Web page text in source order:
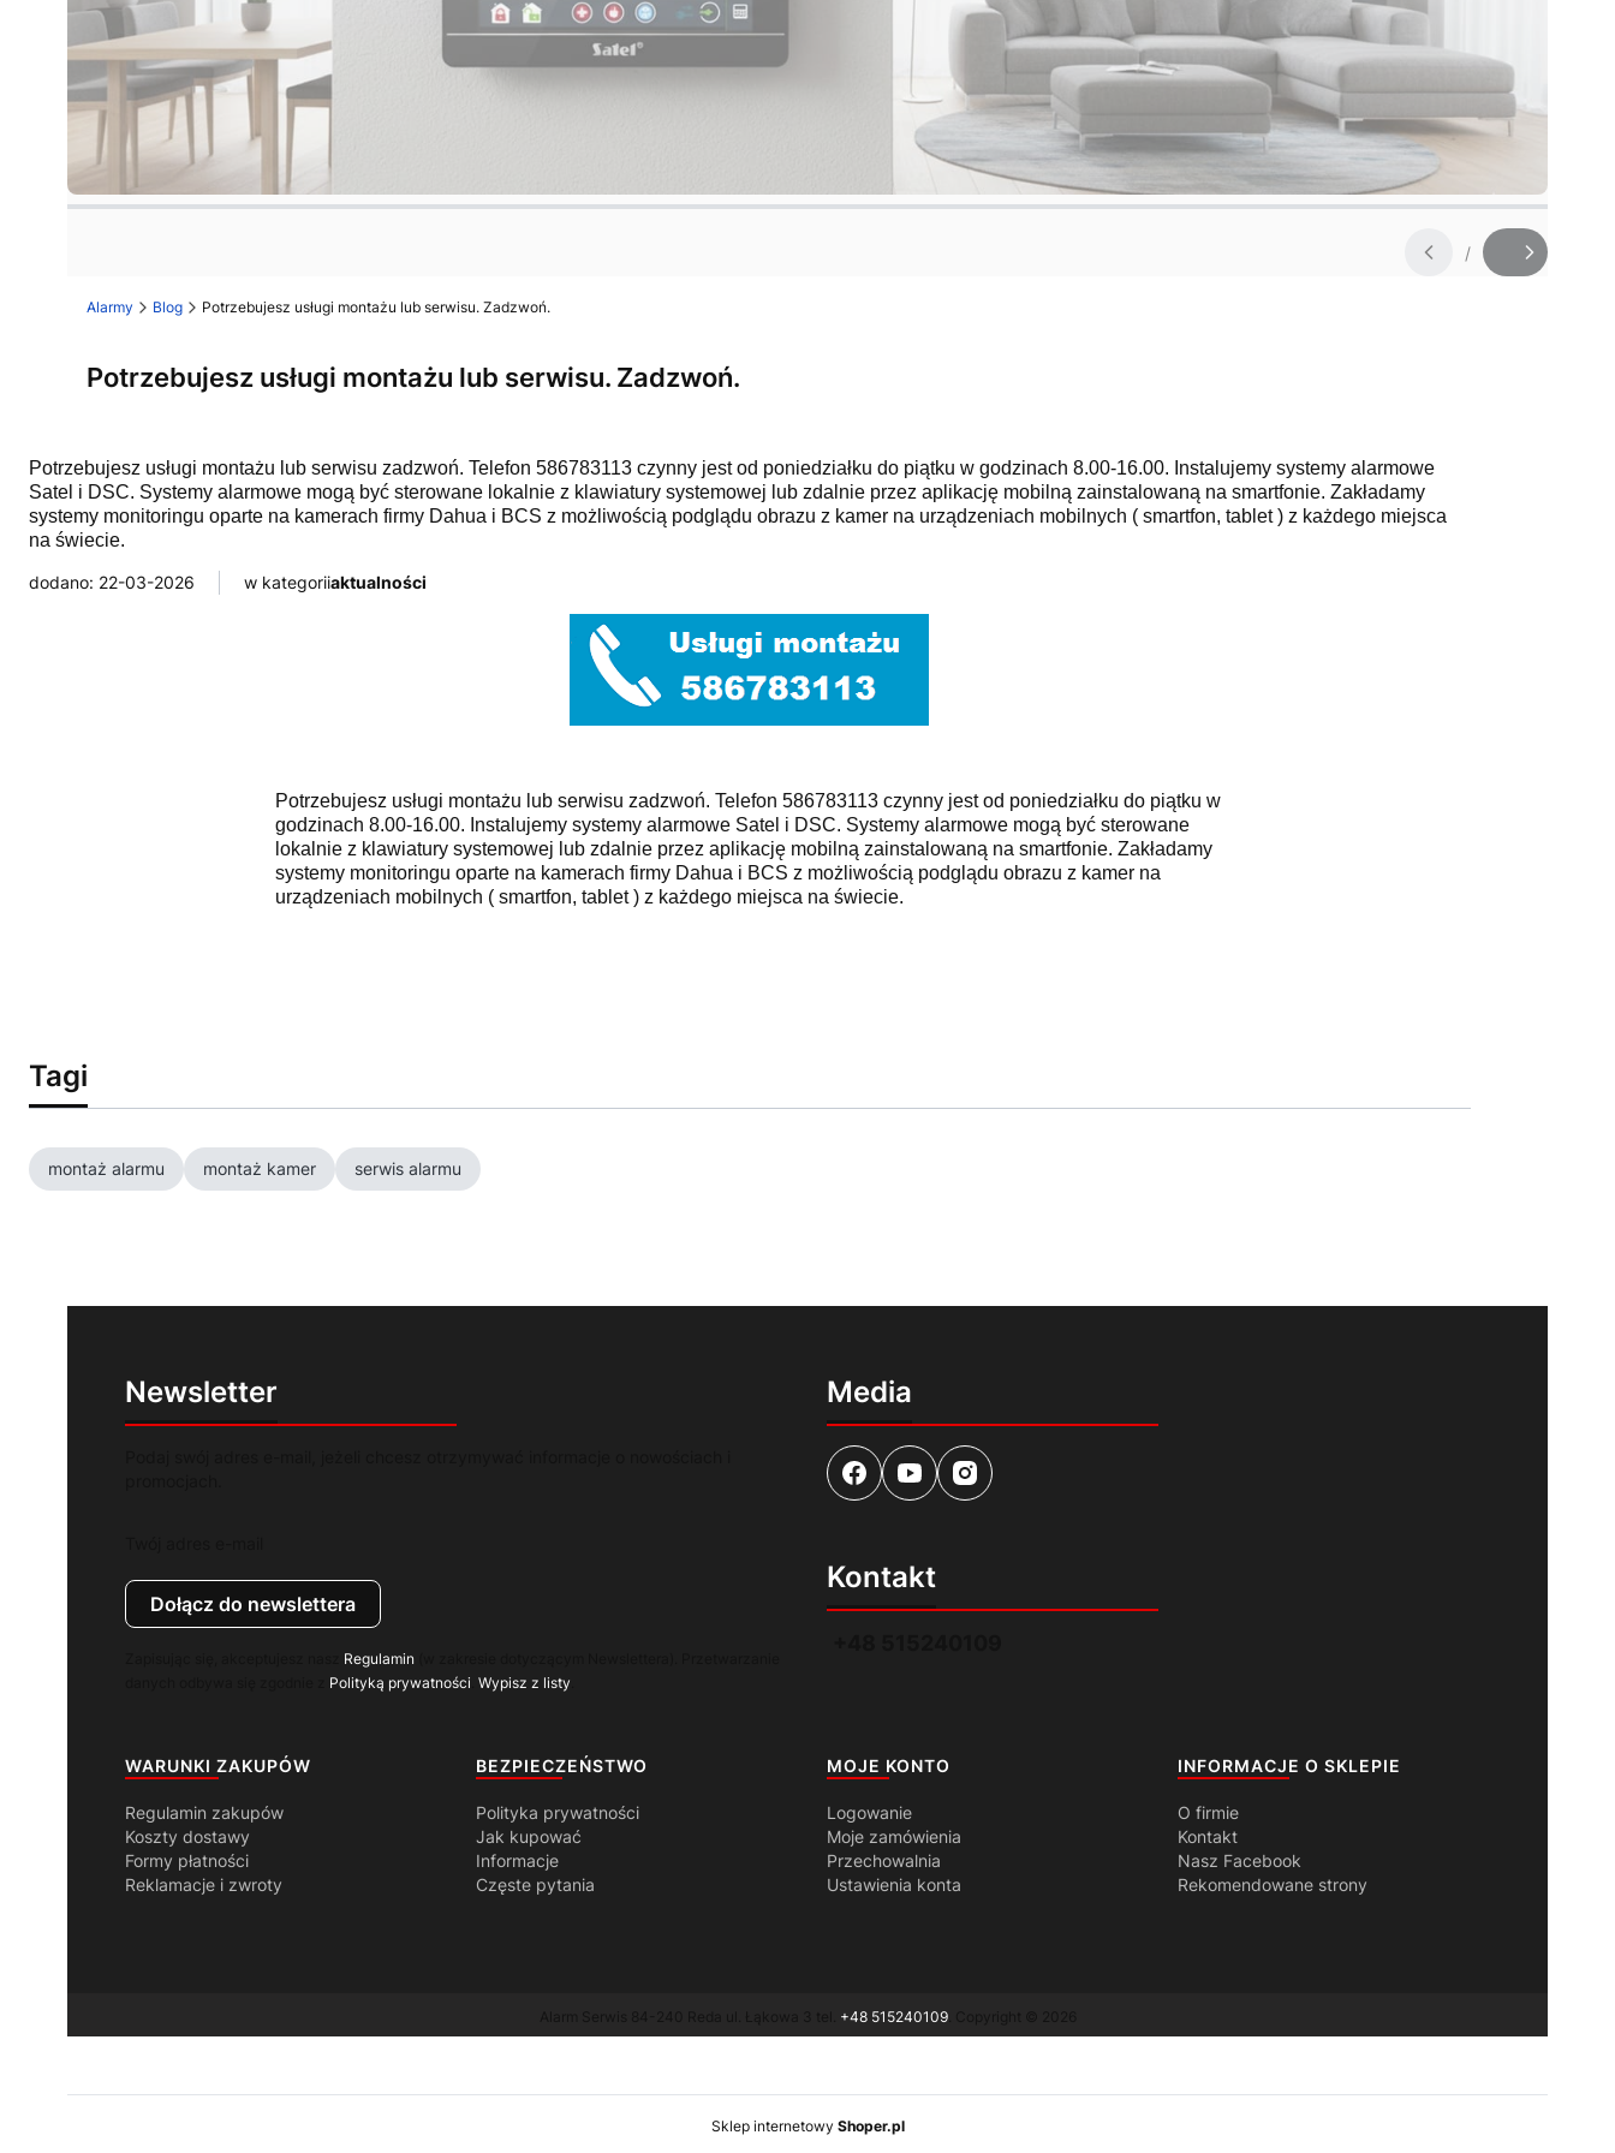
Naciśnij Enter lub spację, aby otworzyć stronę.
Naciśnij Enter lub spację, aby otworzyć stronę.
Slajd
/
z
Alarmy Blog Potrzebujesz usługi montażu lub serwisu. Zadzwoń.
Potrzebujesz usługi montażu lub serwisu. Zadzwoń.
Potrzebujesz usługi montażu lub serwisu zadzwoń. Telefon 586783113 czynny jest od poniedziałku do piątku w godzinach 8.00-16.00. Instalujemy systemy alarmowe
Satel i DSC. Systemy alarmowe mogą być sterowane lokalnie z klawiatury systemowej lub zdalnie przez aplikację mobilną zainstalowaną na smartfonie. Zakładamy
systemy monitoringu oparte na kamerach firmy Dahua i BCS z możliwością podglądu obrazu z kamer na urządzeniach mobilnych ( smartfon, tablet ) z każdego miejsca
na świecie.
dodano: 22-03-2026 w kategoriiaktualności
Potrzebujesz usługi montażu lub serwisu zadzwoń. Telefon 586783113 czynny jest od poniedziałku do piątku w
godzinach 8.00-16.00. Instalujemy systemy alarmowe Satel i DSC. Systemy alarmowe mogą być sterowane
lokalnie z klawiatury systemowej lub zdalnie przez aplikację mobilną zainstalowaną na smartfonie. Zakładamy
systemy monitoringu oparte na kamerach firmy Dahua i BCS z możliwością podglądu obrazu z kamer na
urządzeniach mobilnych ( smartfon, tablet ) z każdego miejsca na świecie.
Tagi
montaż alarmu montaż kamer serwis alarmu
Newsletter
Dołącz do newslettera
Regulamin
Polityką prywatności Wypisz z listy
Media
Kontakt
Linki w stopce
WARUNKI ZAKUPÓW
Regulamin zakupów
Koszty dostawy
Formy płatności
Reklamacje i zwroty
BEZPIECZEŃSTWO
Polityka prywatności
Jak kupować
Informacje
Częste pytania
MOJE KONTO
Logowanie
Moje zamówienia
Przechowalnia
Ustawienia konta
INFORMACJE O SKLEPIE
O firmie
Kontakt
Nasz Facebook
Rekomendowane strony
+48 515240109. Copyright © 2026
Sklep internetowy Shoper.pl